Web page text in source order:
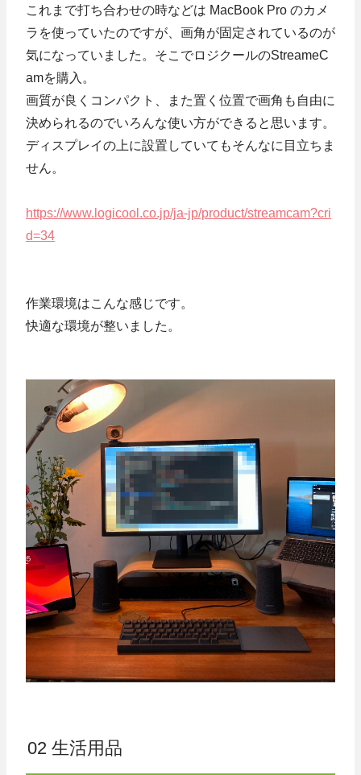
これまで打ち合わせの時などは MacBook Pro のカメ
ラを使っていたのですが、画角が固定されているのが
気になっていました。そこでロジクールのStreameC
amを購入。
画質が良くコンパクト、また置く位置で画角も自由に
決められるのでいろんな使い方ができると思います。
ディスプレイの上に設置していてもそんなに目立ちま
せん。
https://www.logicool.co.jp/ja-jp/product/streamcam?cri
d=34
作業環境はこんな感じです。
快適な環境が整いました。
02 生活用品